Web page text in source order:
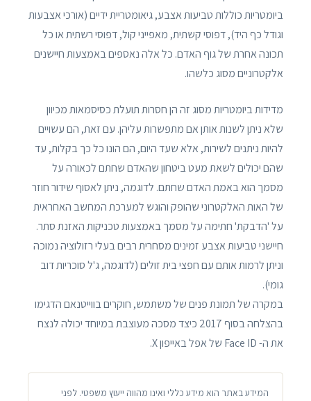
ביומטריות כוללות טביעות אצבע, גיאומטריית ידיים (אורכי אצבעות
וגודל כף היד), דפוסי קשתית, מאפייני קול, דפוסי רשתית או כל
תכונה אחרת של גוף האדם. כל אלה נאספים באמצעות חיישנים
אלקטרוניים מסוג כלשהו.
מדידות ביומטריות מסוג זה הן חסרות תועלת כסיסמאות מכיוון
שלא ניתן לשנות אותן אם מתפשרות עליהן. עם זאת, הם עשויים
להיות ניתנים לשירות, אלא שעד היום, הם הונו כל כך בקלות, עד
שהם יכולים לשאת מעט ביטחון שהאדם שחתם לכאורה על
מסמך הוא באמת האדם שחתם. לדוגמה, ניתן לאסוף שידור חוזר
של האות האלקטרוני שהופק והוגש למערכת המחשב האחראית
על 'הדבקת' חתימה על מסמך באמצעות טכניקות האזנת סתר.
חיישני טביעות אצבע זמינים מסחרית רבים בעלי רזולוציה נמוכה
וניתן לרמות אותם עם חפצי בית זולים (לדוגמה, ג'ל סוכריות דוב
גומי).
במקרה של תמונת פנים של משתמש, חוקרים בווייטנאם הדגימו
בהצלחה בסוף 2017 כיצד מסכה מעוצבת במיוחד יכולה לנצח
את ה- Face ID של אפל באייפון X.
המידע באתר הוא מידע כללי ואינו מהווה ייעוץ משפטי. לפני